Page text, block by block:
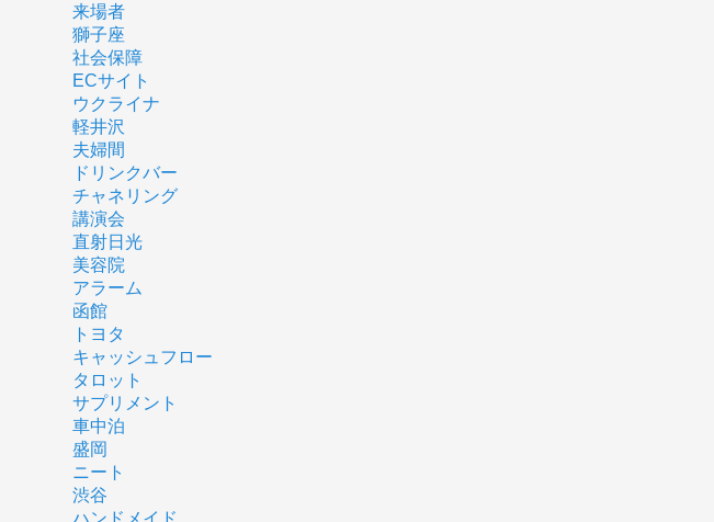
来場者
獅子座
社会保障
ECサイト
ウクライナ
軽井沢
夫婦間
ドリンクバー
チャネリング
講演会
直射日光
美容院
アラーム
函館
トヨタ
キャッシュフロー
タロット
サプリメント
車中泊
盛岡
ニート
渋谷
ハンドメイド